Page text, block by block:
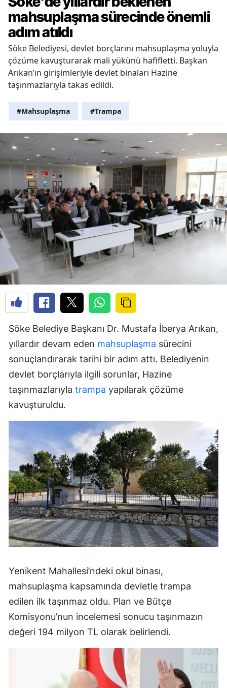
mahsuplaşma sürecinde önemli
adım atıldı
Söke Belediyesi, devlet borçlarını mahsuplaşma yoluyla
çözüme kavuşturarak mali yükünü hafifletti. Başkan
Arıkan’ın girişimleriyle devlet binaları Hazine
taşınmazlarıyla takas edildi.
#Mahsuplaşma #Trampa
Söke Belediye Başkanı Dr. Mustafa İberya Arıkan,
yıllardır devam eden mahsuplaşma sürecini
sonuçlandırarak tarihi bir adım attı. Belediyenin
devlet borçlarıyla ilgili sorunlar, Hazine
taşınmazlarıyla trampa yapılarak çözüme
kavuşturuldu.
Yenikent Mahallesi’ndeki okul binası,
mahsuplaşma kapsamında devletle trampa
edilen ilk taşınmaz oldu. Plan ve Bütçe
Komisyonu’nun incelemesi sonucu taşınmazın
değeri 194 milyon TL olarak belirlendi.